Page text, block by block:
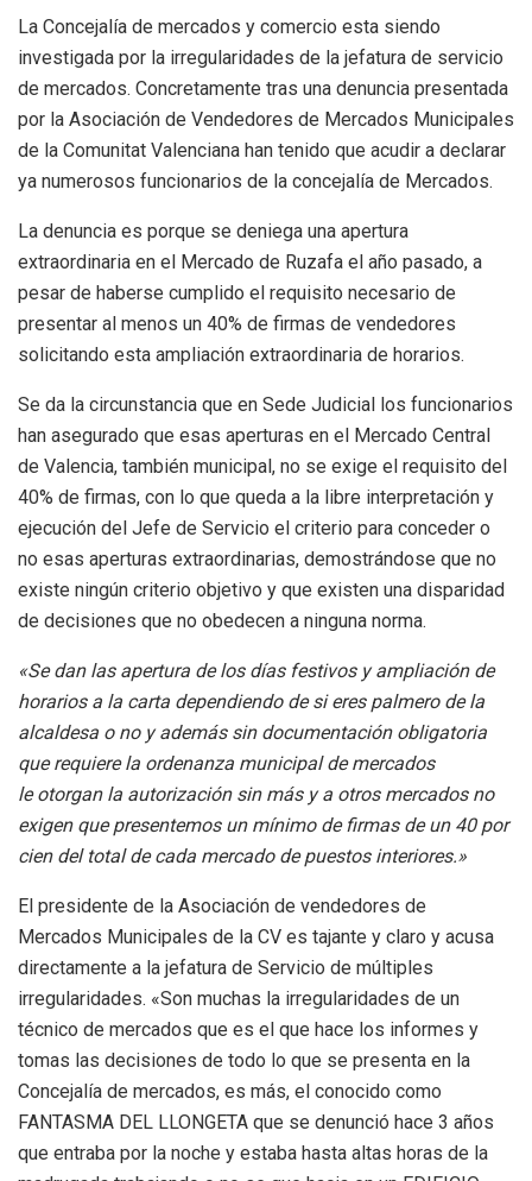
La Concejalía de mercados y comercio esta siendo
investigada por la irregularidades de la jefatura de servicio
de mercados. Concretamente tras una denuncia presentada
por la Asociación de Vendedores de Mercados Municipales
de la Comunitat Valenciana han tenido que acudir a declarar
ya numerosos funcionarios de la concejalía de Mercados.
La denuncia es porque se deniega una apertura
extraordinaria en el Mercado de Ruzafa el año pasado, a
pesar de haberse cumplido el requisito necesario de
presentar al menos un 40% de firmas de vendedores
solicitando esta ampliación extraordinaria de horarios.
Se da la circunstancia que en Sede Judicial los funcionarios
han asegurado que esas aperturas en el Mercado Central
de Valencia, también municipal, no se exige el requisito del
40% de firmas, con lo que queda a la libre interpretación y
ejecución del Jefe de Servicio el criterio para conceder o
no esas aperturas extraordinarias, demostrándose que no
existe ningún criterio objetivo y que existen una disparidad
de decisiones que no obedecen a ninguna norma.
«Se dan las apertura de los días festivos y ampliación de
horarios a la carta dependiendo de si eres palmero de la
alcaldesa o no y además sin documentación obligatoria
que requiere la ordenanza municipal de mercados
le otorgan la autorización sin más y a otros mercados no
exigen que presentemos un mínimo de firmas de un 40 por
cien del total de cada mercado de puestos interiores.»
El presidente de la Asociación de vendedores de
Mercados Municipales de la CV es tajante y claro y acusa
directamente a la jefatura de Servicio de múltiples
irregularidades. «Son muchas la irregularidades de un
técnico de mercados que es el que hace los informes y
tomas las decisiones de todo lo que se presenta en la
Concejalía de mercados, es más, el conocido como
FANTASMA DEL LLONGETA que se denunció hace 3 años
que entraba por la noche y estaba hasta altas horas de la